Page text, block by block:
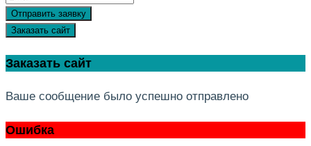
Отправить заявку
Заказать сайт
Заказать сайт
Ваше сообщение было успешно отправлено
Ошибка